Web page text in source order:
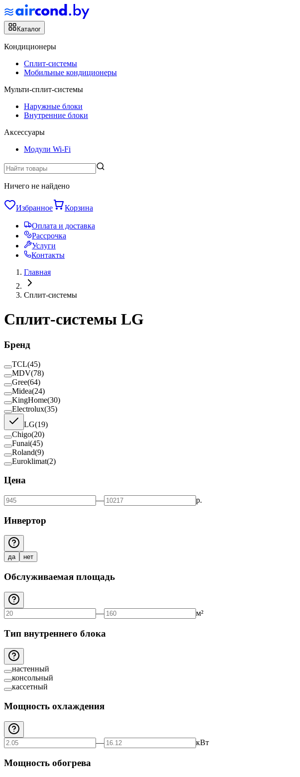
Каталог
Кондиционеры
Сплит-системы
Мобильные кондиционеры
Мульти-сплит-системы
Наружные блоки
Внутренние блоки
Аксессуары
Модули Wi-Fi
Ничего не найдено
Избранное Корзина
Оплата и доставка
Рассрочка
Услуги
Контакты
Главная
Сплит-системы
Сплит-системы LG
Бренд
TCL(45)
MDV(78)
Gree(64)
Midea(24)
KingHome(30)
Electrolux(35)
LG(19)
Chigo(20)
Funai(45)
Roland(9)
Euroklimat(2)
Цена
— р.
Инвертор
да нет
Обслуживаемая площадь
— м²
Тип внутреннего блока
настенный
консольный
кассетный
Мощность охлаждения
— кВт
Мощность обогрева